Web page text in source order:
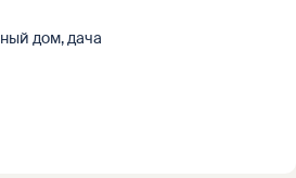
дом, дача